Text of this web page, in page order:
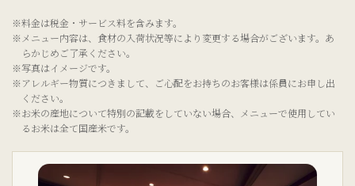
※料金は税金・サービス料を含みます。
※メニュー内容は、食材の入荷状況等により変更する場合がございます。あ
らかじめご了承ください。
※写真はイメージです。
※アレルギー物質につきまして、ご心配をお持ちのお客様は係員にお申し出
ください。
※お米の産地について特別の記載をしていない場合、メニューで使用してい
るお米は全て国産米です。